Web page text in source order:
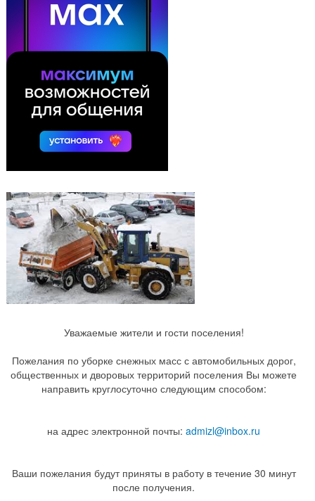
Уважаемые жители и гости поселения!
Пожелания по уборке снежных масс с автомобильных дорог,
общественных и дворовых территорий поселения Вы можете
направить круглосуточно следующим способом:
на адрес электронной почты: admizl@inbox.ru
Ваши пожелания будут приняты в работу в течение 30 минут
после получения.